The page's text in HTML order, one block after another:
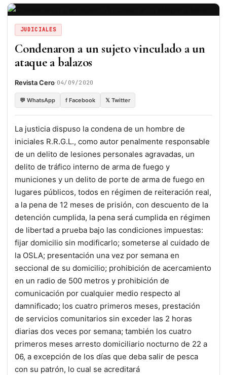
JUDICIALES
Condenaron a un sujeto vinculado a un
ataque a balazos
Revista Cero·04/09/2020
💬 WhatsApp f Facebook 𝕏 Twitter
La justicia dispuso la condena de un hombre de
iniciales R.R.G.L., como autor penalmente responsable
de un delito de lesiones personales agravadas, un
delito de tráfico interno de arma de fuego y
municiones y un delito de porte de arma de fuego en
lugares públicos, todos en régimen de reiteración real,
a la pena de 12 meses de prisión, con descuento de la
detención cumplida, la pena será cumplida en régimen
de libertad a prueba bajo las condiciones impuestas:
fijar domicilio sin modificarlo; someterse al cuidado de
la OSLA; presentación una vez por semana en
seccional de su domicilio; prohibición de acercamiento
en un radio de 500 metros y prohibición de
comunicación por cualquier medio respecto al
damnificado; los cuatro primeros meses, prestación
de servicios comunitarios sin exceder las 2 horas
diarias dos veces por semana; también los cuatro
primeros meses arresto domiciliario nocturno de 22 a
06, a excepción de los días que deba salir de pesca
con su patrón, lo cual se acreditará